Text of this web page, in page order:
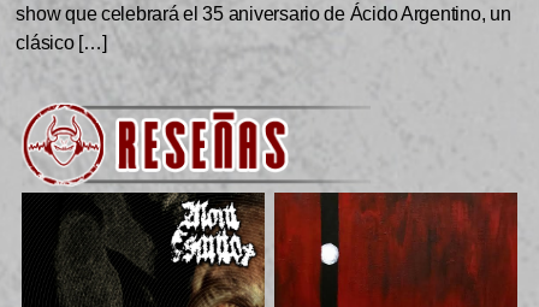
show que celebrará el 35 aniversario de Ácido Argentino, un
clásico […]